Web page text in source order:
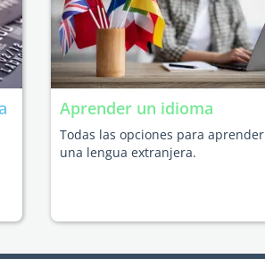
Aprender un idioma
Todas las opciones para aprender
una lengua extranjera.